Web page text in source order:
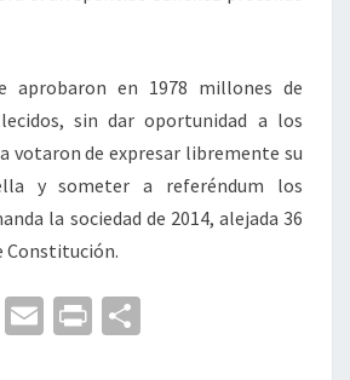
aprobaron en 1978 millones de
sin dar oportunidad a los
votaron de expresar libremente su
y someter a referéndum los
la sociedad de 2014, alejada 36
Constitución.
Li
E
Pr